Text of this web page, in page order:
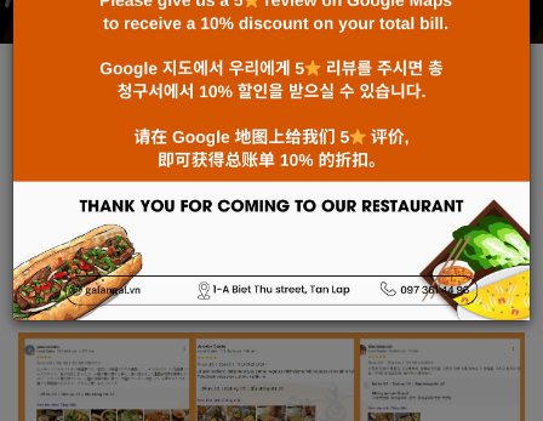
Jul 26, 2024
甘蓝根是一家历史悠久的越南餐厅,坐落于岘港市中心。通过巧
妙结合传统烹饪和现代饮食趋势,甘蓝根已经成为吸引国内外游
客的热门目的地。
来到甘蓝根,食客们将欣赏到精心呈现的越南传统美食。从熟悉
的越南米粉、越式法式面包到春卷、越式煎饼等,所有菜品都精
心制作,充满创意,但仍保持着地道的风味。